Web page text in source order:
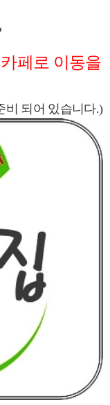
페로 이동을
비 되어 있습니다.)